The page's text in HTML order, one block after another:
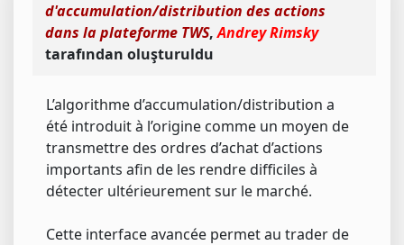
d'accumulation/distribution des actions
dans la plateforme TWS,Andrey Rimsky
tarafından oluşturuldu
L’algorithme d’accumulation/distribution a
été introduit à l’origine comme un moyen de
transmettre des ordres d’achat d’actions
importants afin de les rendre difficiles à
détecter ultérieurement sur le marché.
Cette interface avancée permet au trader de